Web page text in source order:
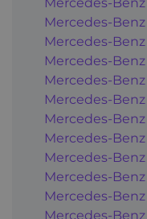
Mercedes-Benz
Mercedes-Benz
Mercedes-Benz
Mercedes-Benz
Mercedes-Benz
Mercedes-Benz
Mercedes-
Mercedes-Benz
Mercedes-Benz
Mercedes-
Mercedes-